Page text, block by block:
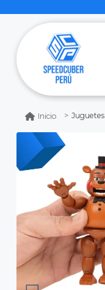
Inicio Juguetes